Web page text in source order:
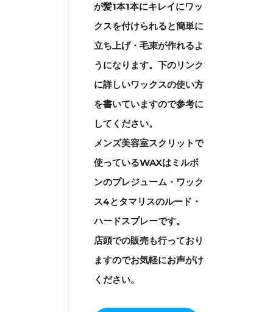
が髪1本1本にキレイにワッ
クスを付けられると簡単に
立ち上げ・毛束が作れるよ
うになります。下のリンク
に詳しいワックスの使い方
を書いていますので参考に
してください。
メンズ美容室スクリットで
使っているWAXはミルボ
ンのプレジューム・ワック
ス4とタマリスのルード・
ハードスプレーです。
店頭での販売も行っており
ますのでお気軽にお声がけ
ください。